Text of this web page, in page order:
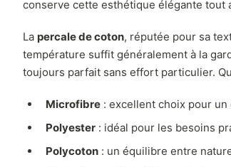
conserve cette esthétique élégante tout
La percale de coton, réputée pour sa
température suffit généralement à la
toujours parfait sans effort particulier.
Microfibre : excellent choix pour
Polyester : idéal pour les besoins
Polycoton : un équilibre entre